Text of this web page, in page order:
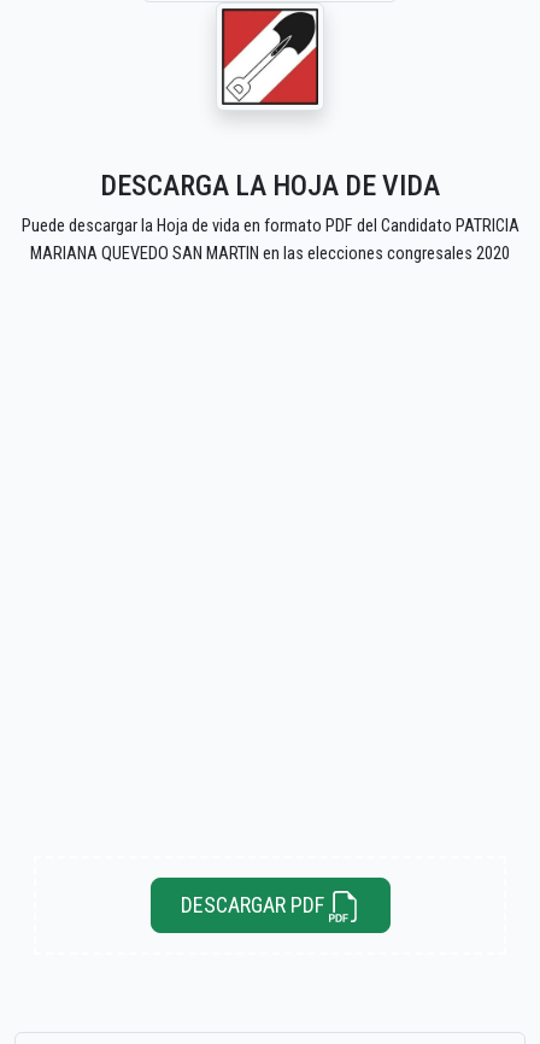
DESCARGA LA HOJA DE VIDA
Puede descargar la Hoja de vida en formato PDF del Candidato PATRICIA
MARIANA QUEVEDO SAN MARTIN en las elecciones congresales 2020
DESCARGAR PDF